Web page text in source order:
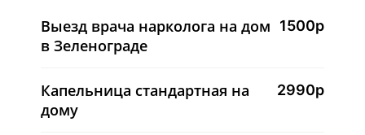
Выезд врача нарколога на дом
в Зеленограде
1500р
Капельница стандартная на
дому
2990р